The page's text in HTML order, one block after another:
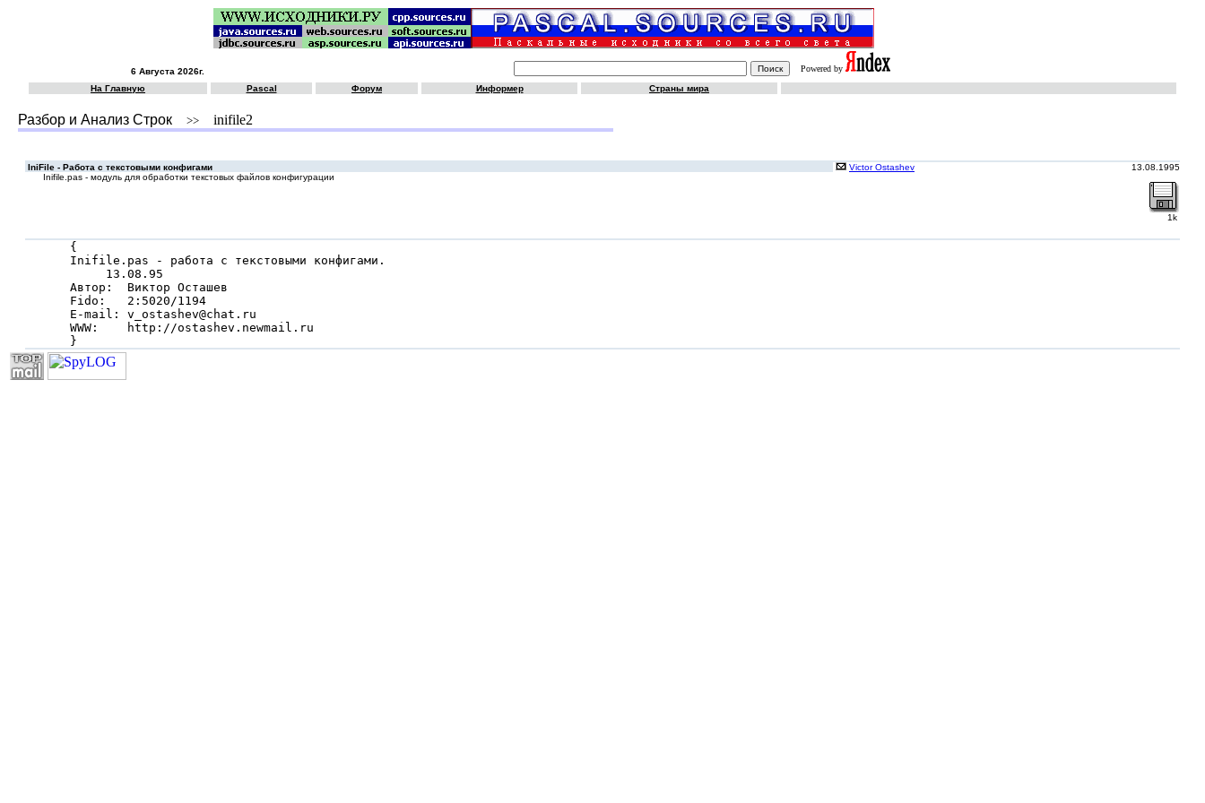
6 Августа 2026г.
Powered by
На Главную
Pascal Форум Информер Страны мира
Разбор и Анализ Строк >> inifile2
IniFile - Работа с текстовыми конфигами Victor Ostashev
13.08.1995
Inifile.pas - модуль для обработки текстовых файлов конфигурации
1k
{
Inifile.pas - работа с текстовыми конфигами.
     13.08.95
Автор:  Виктор Осташев
Fido:   2:5020/1194
E-mail: v_ostashev@chat.ru
WWW:    http://ostashev.newmail.ru
}